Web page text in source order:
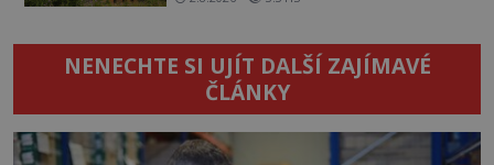
NENECHTE SI UJÍT DALŠÍ ZAJÍMAVÉ
ČLÁNKY